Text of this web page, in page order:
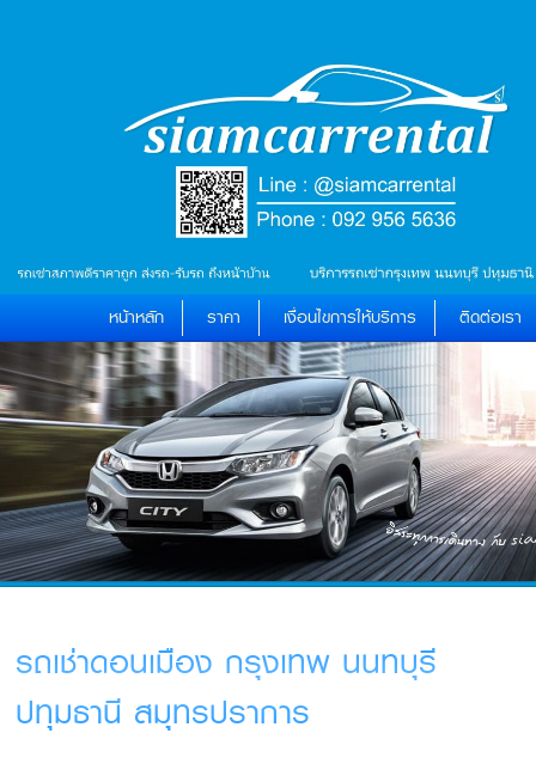
หน้าหลัก ราคา เงื่อนไขการให้บริการ ติดต่อเรา
รถเช่าดอนเมือง กรุงเทพ นนทบุรี
ปทุมธานี สมุทรปราการ